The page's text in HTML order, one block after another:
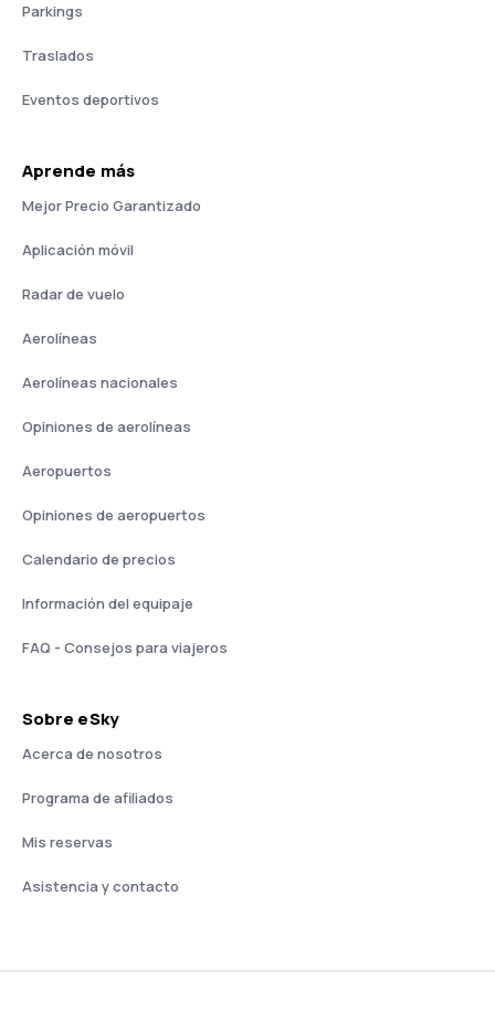
Parkings
Traslados
Eventos deportivos
Aprende más
Mejor Precio Garantizado
Aplicación móvil
Radar de vuelo
Aerolíneas
Aerolíneas nacionales
Opiniones de aerolíneas
Aeropuertos
Opiniones de aeropuertos
Calendario de precios
Información del equipaje
FAQ - Consejos para viajeros
Sobre eSky
Acerca de nosotros
Programa de afiliados
Mis reservas
Asistencia y contacto